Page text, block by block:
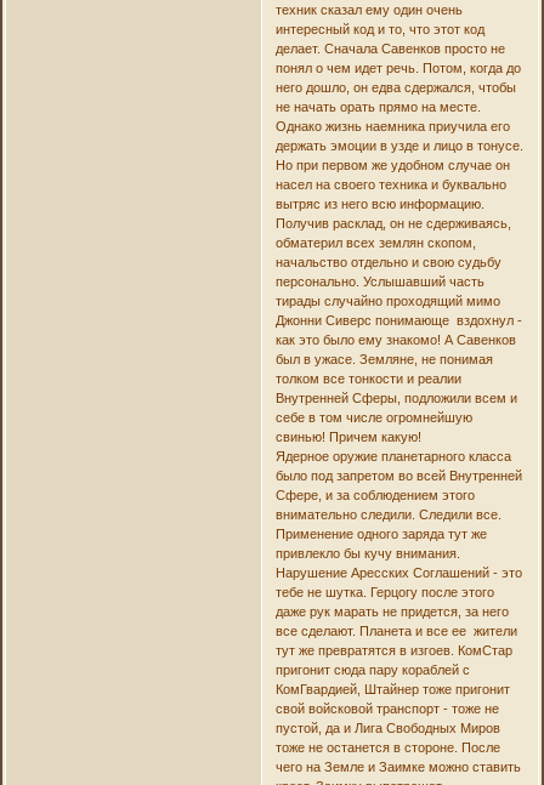
техник сказал ему один очень
интересный код и то, что этот код
делает. Сначала Савенков просто не
понял о чем идет речь. Потом, когда до
него дошло, он едва сдержался, чтобы
не начать орать прямо на месте.
Однако жизнь наемника приучила его
держать эмоции в узде и лицо в тонусе.
Но при первом же удобном случае он
насел на своего техника и буквально
вытряс из него всю информацию.
Получив расклад, он не сдерживаясь,
обматерил всех землян скопом,
начальство отдельно и свою судьбу
персонально. Услышавший часть
тирады случайно проходящий мимо
Джонни Сиверс понимающе вздохнул -
как это было ему знакомо! А Савенков
был в ужасе. Земляне, не понимая
толком все тонкости и реалии
Внутренней Сферы, подложили всем и
себе в том числе огромнейшую
свинью! Причем какую!
Ядерное оружие планетарного класса
было под запретом во всей Внутренней
Сфере, и за соблюдением этого
внимательно следили. Следили все.
Применение одного заряда тут же
привлекло бы кучу внимания.
Нарушение Аресских Соглашений - это
тебе не шутка. Герцогу после этого
даже рук марать не придется, за него
все сделают. Планета и все ее жители
тут же превратятся в изгоев. КомСтар
пригонит сюда пару кораблей с
КомГвардией, Штайнер тоже пригонит
свой войсковой транспорт - тоже не
пустой, да и Лига Свободных Миров
тоже не останется в стороне. После
чего на Земле и Заимке можно ставить